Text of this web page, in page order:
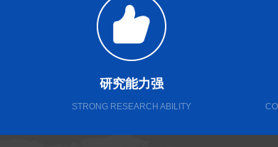
研究能力强
STRONG RESEARCH ABILITY